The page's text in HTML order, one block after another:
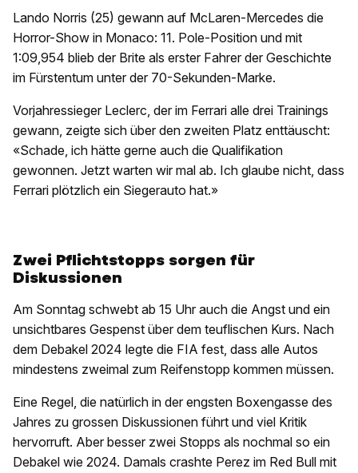
Lando Norris (25) gewann auf McLaren-Mercedes die
Horror-Show in Monaco: 11. Pole-Position und mit
1:09,954 blieb der Brite als erster Fahrer der Geschichte
im Fürstentum unter der 70-Sekunden-Marke.
Vorjahressieger Leclerc, der im Ferrari alle drei Trainings
gewann, zeigte sich über den zweiten Platz enttäuscht:
«Schade, ich hätte gerne auch die Qualifikation
gewonnen. Jetzt warten wir mal ab. Ich glaube nicht, dass
Ferrari plötzlich ein Siegerauto hat.»
Zwei Pflichtstopps sorgen für
Diskussionen
Am Sonntag schwebt ab 15 Uhr auch die Angst und ein
unsichtbares Gespenst über dem teuflischen Kurs. Nach
dem Debakel 2024 legte die FIA fest, dass alle Autos
mindestens zweimal zum Reifenstopp kommen müssen.
Eine Regel, die natürlich in der engsten Boxengasse des
Jahres zu grossen Diskussionen führt und viel Kritik
hervorruft. Aber besser zwei Stopps als nochmal so ein
Debakel wie 2024. Damals crashte Perez im Red Bull mit